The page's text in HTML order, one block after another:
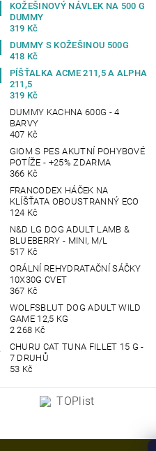
KOŽEŠINOVÝ NÁVLEK NA 500 G
DUMMY
319 Kč
DUMMY S KOŽEŠINOU 500G
418 Kč
PÍŠŤALKA ACME 211,5 A ALPHA
211,5
319 Kč
DUMMY KACHNA 600G - 4
BARVY
407 Kč
GIOM S PES AKUTNÍ POHYBOVÉ
POTÍŽE - +25% ZDARMA
366 Kč
FRANCODEX HÁČEK NA
KLÍŠŤATA OBOUSTRANNÝ ECO
124 Kč
N&D LG DOG ADULT LAMB &
BLUEBERRY - MINI, M/L
517 Kč
ORÁLNÍ REHYDRATAČNÍ SÁČKY
10X30G CVET
367 Kč
WOLFSBLUT DOG ADULT WILD
GAME 12,5 KG
2 268 Kč
CHURU CAT TUNA FILLET 15 G -
7 DRUHŮ
53 Kč